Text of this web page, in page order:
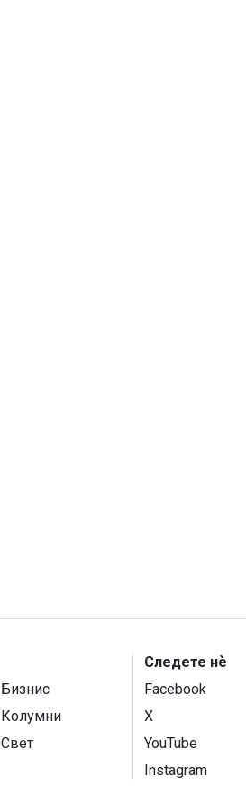
Бизнис
Колумни
Свет
Следете нѐ
Facebook
X
YouTube
Instagram